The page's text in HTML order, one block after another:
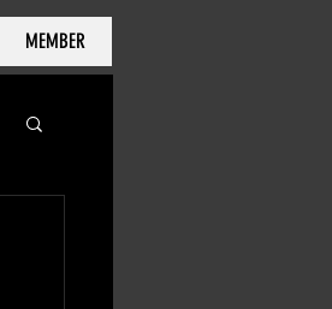
MEMBER